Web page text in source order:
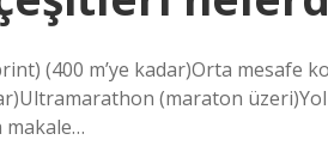
(400 m’ye kadar)Orta mesafe
(maraton
makale…